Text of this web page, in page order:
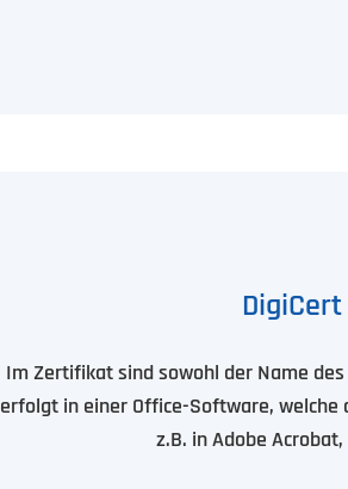
Im Zertifikat sind sowohl der Name
erfolgt in einer Office-Software, welche
z.B. in Adobe